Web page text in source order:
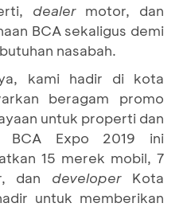
dealermotor, dan
BCA sekaligus demi
nasabah.
kami hadir di kota
beragam promo
untuk properti dan
BCA Expo 2019 ini
15 merek mobil, 7
dan developerKota
untuk memberikan